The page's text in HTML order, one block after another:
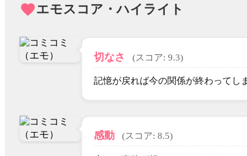
favoriteエモスコア・ハイライト
切なさ (スコア: 9.3)
記憶が戻れば今の関係が終わってし
感動 (スコア: 8.5)